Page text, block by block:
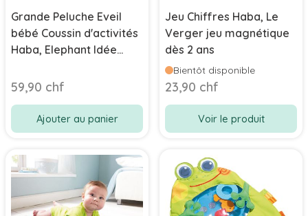
Grande Peluche Eveil
bébé Coussin d'activités
Haba, Elephant Idée
59,90 chf
Ajouter au panier
Jeu Chiffres Haba, Le
Verger jeu magnétique
dès 2 ans
Bientôt disponible
23,90 chf
Voir le produit